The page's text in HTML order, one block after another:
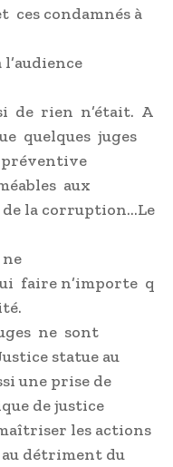
ces condamnés à
de rien n’était. A
quelques juges
préventive
aux
la corruption…Le
faire n’importe q
ne sont
statue au
une prise de
de justice
les actions
détriment du